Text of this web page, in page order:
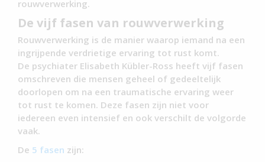
rouwverwerking.
De vijf fasen van rouwverwerking
Rouwverwerking is de manier waarop iemand na een
ingrijpende verdrietige ervaring tot rust komt.
De psychiater Elisabeth Kübler-Ross heeft vijf fasen
omschreven die mensen geheel of gedeeltelijk
doorlopen om na een traumatische ervaring weer
tot rust te komen. Deze fasen zijn niet voor
iedereen even intensief en ook verschilt de volgorde
vaak.
De 5 fasen zijn: